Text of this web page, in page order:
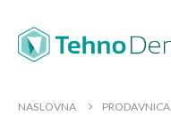
NASLOVNA PRODAVNICA